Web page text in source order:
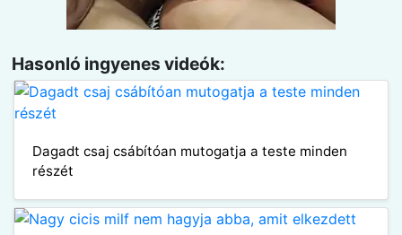
Hasonló ingyenes videók:
Dagadt csaj csábítóan mutogatja a teste minden
részét